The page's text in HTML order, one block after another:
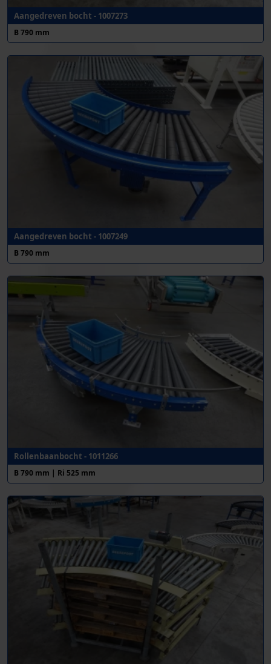
Aangedreven bocht - 1007273
B 790 mm
Aangedreven bocht - 1007249
B 790 mm
Rollenbaanbocht - 1011266
B 790 mm | Ri 525 mm